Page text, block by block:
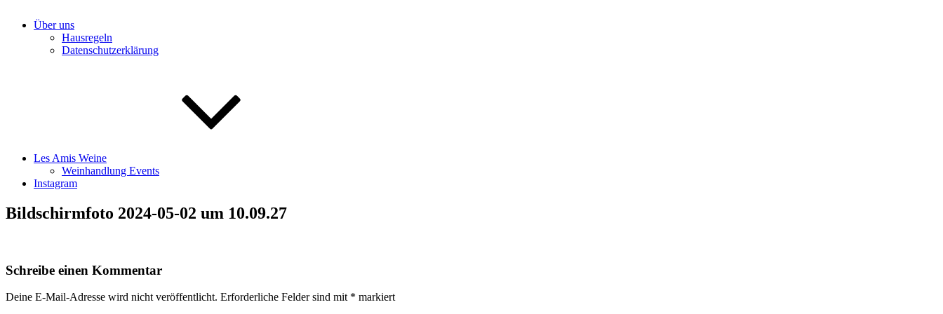
Über uns
Hausregeln
Datenschutzerklärung
Les Amis Weine
Weinhandlung Events
Instagram
Bildschirmfoto 2024-05-02 um 10.09.27
Schreibe einen Kommentar
Deine E-Mail-Adresse wird nicht veröffentlicht. Erforderliche Felder sind mit * markiert